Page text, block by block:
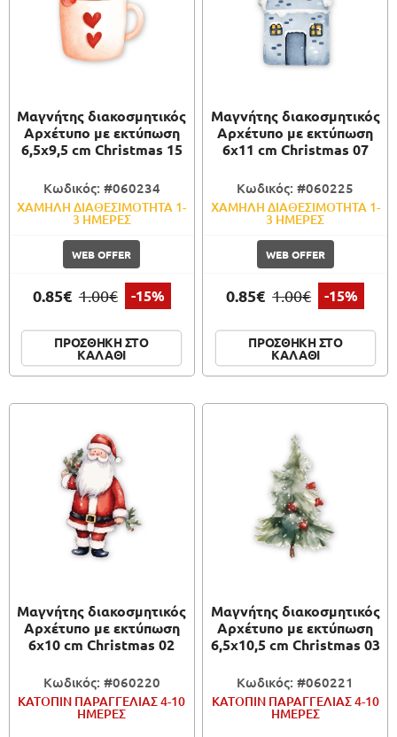
Μαγνήτης διακοσμητικός
Αρχέτυπο με εκτύπωση
6,5x9,5 cm Christmas 15
Κωδικός: #060234
ΧΑΜΗΛΗ ΔΙΑΘΕΣΙΜΟΤΗΤΑ 1-
3 ΗΜΕΡΕΣ
WEB OFFER
0.85€ 1.00€ -15%
ΠΡΟΣΘΗΚΗ ΣΤΟ
ΚΑΛΑΘΙ
Μαγνήτης διακοσμητικός
Αρχέτυπο με εκτύπωση
6x11 cm Christmas 07
Κωδικός: #060225
ΧΑΜΗΛΗ ΔΙΑΘΕΣΙΜΟΤΗΤΑ 1-
3 ΗΜΕΡΕΣ
WEB OFFER
0.85€ 1.00€ -15%
ΠΡΟΣΘΗΚΗ ΣΤΟ
ΚΑΛΑΘΙ
Μαγνήτης διακοσμητικός
Αρχέτυπο με εκτύπωση
6x10 cm Christmas 02
Κωδικός: #060220
ΚΑΤΟΠΙΝ ΠΑΡΑΓΓΕΛΙΑΣ 4-10
ΗΜΕΡΕΣ
Μαγνήτης διακοσμητικός
Αρχέτυπο με εκτύπωση
6,5x10,5 cm Christmas 03
Κωδικός: #060221
ΚΑΤΟΠΙΝ ΠΑΡΑΓΓΕΛΙΑΣ 4-10
ΗΜΕΡΕΣ